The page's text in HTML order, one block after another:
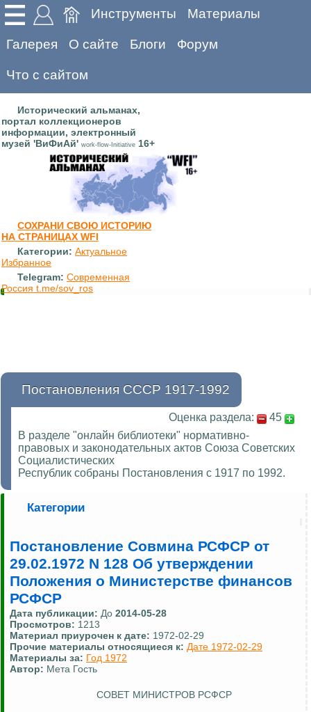
Инструменты Материалы
Галерея О сайте Блоги Форум
Что с сайтом
Исторический альманах,
портал коллекционеров
информации, электронный
музей 'ВиФиАй' work-flow-Initiative 16+
СОХРАНИ СВОЮ ИСТОРИЮ
НА СТРАНИЦАХ WFI
Категории: Актуальное
Избранное
Telegram: Современная
Россия t.me/sov_ros
Постановления СССР 1917-1992
Оценка раздела:
45
В разделе "онлайн библиотеки" нормативно-
правовых и законодательных актов Союза Советских
Социалистических
Республик собраны Постановления с 1917 по 1992.
Категории
Постановление Совмина РСФСР от
29.02.1972 N 128 Об утверждении
Положения о Министерстве финансов
РСФСР
Дата публикации: До 2014-05-28
Просмотров: 1213
Материал приурочен к дате: 1972-02-29
Прочие материалы относящиеся к: Дате 1972-02-29
Материалы за: Год 1972
Автор: Мета Гость
СОВЕТ МИНИСТРОВ РСФСР